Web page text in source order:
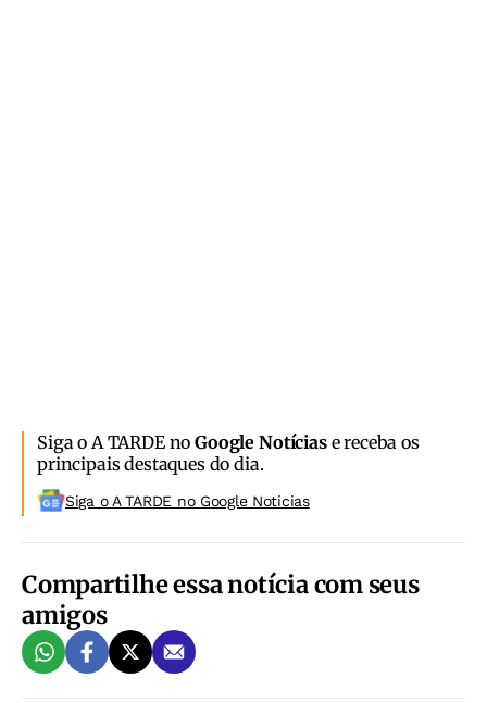
Siga o A TARDE noGoogle Notíciase receba os
principais destaques do dia.
Siga o A TARDE no Google Noticias
Compartilhe essa notícia com seus
amigos